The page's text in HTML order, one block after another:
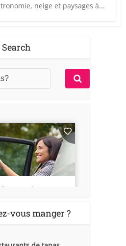
neige et paysages à...
Search
vous manger ?